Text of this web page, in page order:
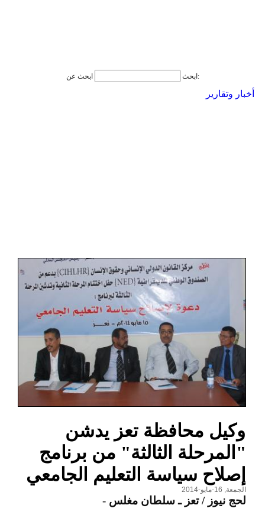
ابحث ابحث عن:
أخبار وتقارير
وكيل محافظة تعز يدشن
"المرحلة الثالثة" من برنامج
إصلاح سياسة التعليم الجامعي
الجمعة, 16-مايو-2014
لحج نيوز / تعز ـ سلطان مغلس -